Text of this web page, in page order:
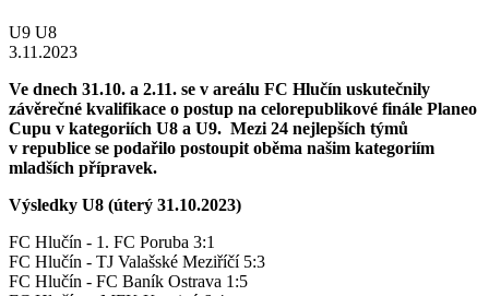
U9 U8
3.11.2023
Ve dnech 31.10. a 2.11. se v areálu FC Hlučín uskutečnily
závěrečné kvalifikace o postup na celorepublikové finále Planeo
Cupu v kategoriích U8 a U9. Mezi 24 nejlepších týmů
v republice se podařilo postoupit oběma našim kategoriím
mladších přípravek.
Výsledky U8 (úterý 31.10.2023)
FC Hlučín - 1. FC Poruba 3:1
FC Hlučín - TJ Valašské Meziříčí 5:3
FC Hlučín - FC Baník Ostrava 1:5